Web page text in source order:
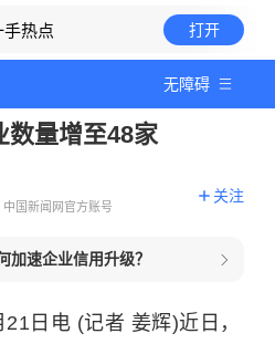
手热点 打开
无障碍
数量增至48家
中国新闻网官方账号
关注
加速企业信用升级？
日电 (记者 姜辉)近日，